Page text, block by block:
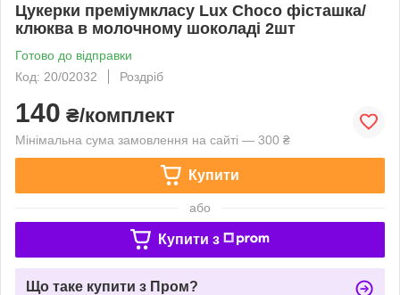
Цукерки преміумкласу Lux Choco фісташка/
клюква в молочному шоколаді 2шт
Готово до відправки
Код: 20/02032
Роздріб
140 ₴/комплект
Мінімальна сума замовлення на сайті — 300 ₴
Купити
або
Купити з
Що таке купити з Пром?